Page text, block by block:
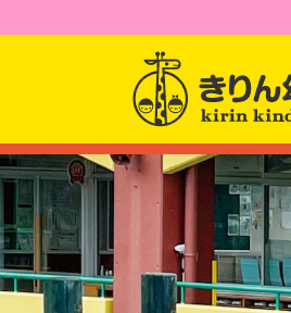
園か
園につ